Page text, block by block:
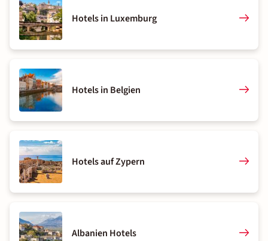
Hotels in Luxemburg
Hotels in Belgien
Hotels auf Zypern
Albanien Hotels